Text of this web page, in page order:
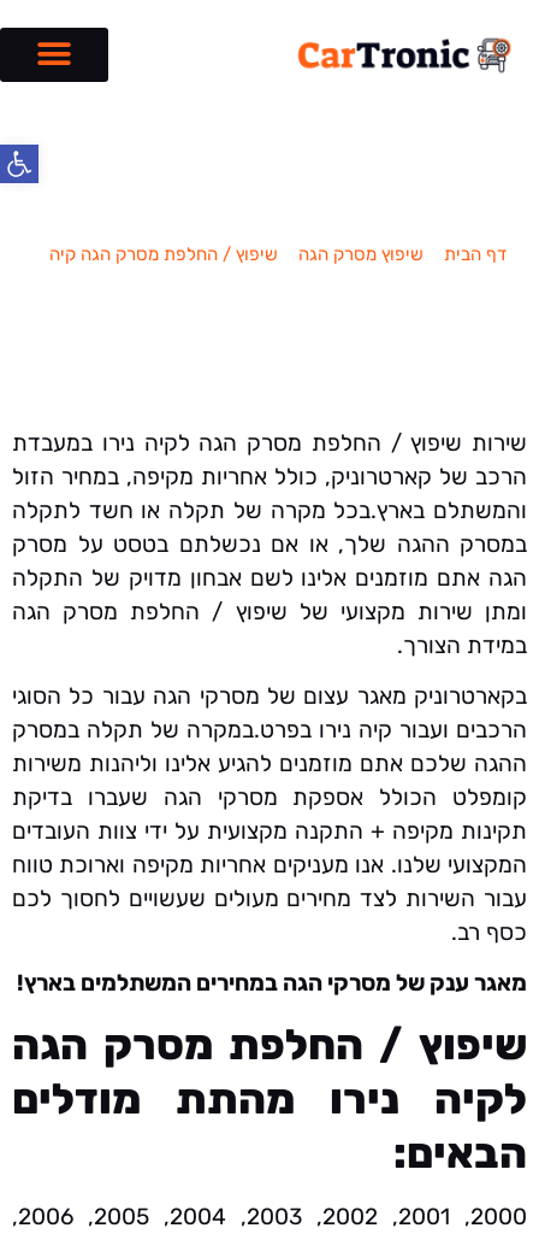
פתח
דף הבית שיפוץ מסרק הגה שיפוץ / החלפת מסרק הגה קיה
שירות שיפוץ / החלפת מסרק הגה לקיה נירו במעבדת
הרכב של קארטרוניק, כולל אחריות מקיפה, במחיר הזול
והמשתלם בארץ.בכל מקרה של תקלה או חשד לתקלה
במסרק ההגה שלך, או אם נכשלתם בטסט על מסרק
הגה אתם מוזמנים אלינו לשם אבחון מדויק של התקלה
ומתן שירות מקצועי של שיפוץ / החלפת מסרק הגה
במידת הצורך.
בקארטרוניק מאגר עצום של מסרקי הגה עבור כל הסוגי
הרכבים ועבור קיה נירו בפרט.במקרה של תקלה במסרק
ההגה שלכם אתם מוזמנים להגיע אלינו וליהנות משירות
קומפלט הכולל אספקת מסרקי הגה שעברו בדיקת
תקינות מקיפה + התקנה מקצועית על ידי צוות העובדים
המקצועי שלנו. אנו מעניקים אחריות מקיפה וארוכת טווח
עבור השירות לצד מחירים מעולים שעשויים לחסוך לכם
כסף רב.
מאגר ענק של מסרקי הגה במחירים המשתלמים בארץ!
שיפוץ / החלפת מסרק הגה
לקיה נירו מהתת מודלים
הבאים:
2000, 2001, 2002, 2003, 2004, 2005, 2006,